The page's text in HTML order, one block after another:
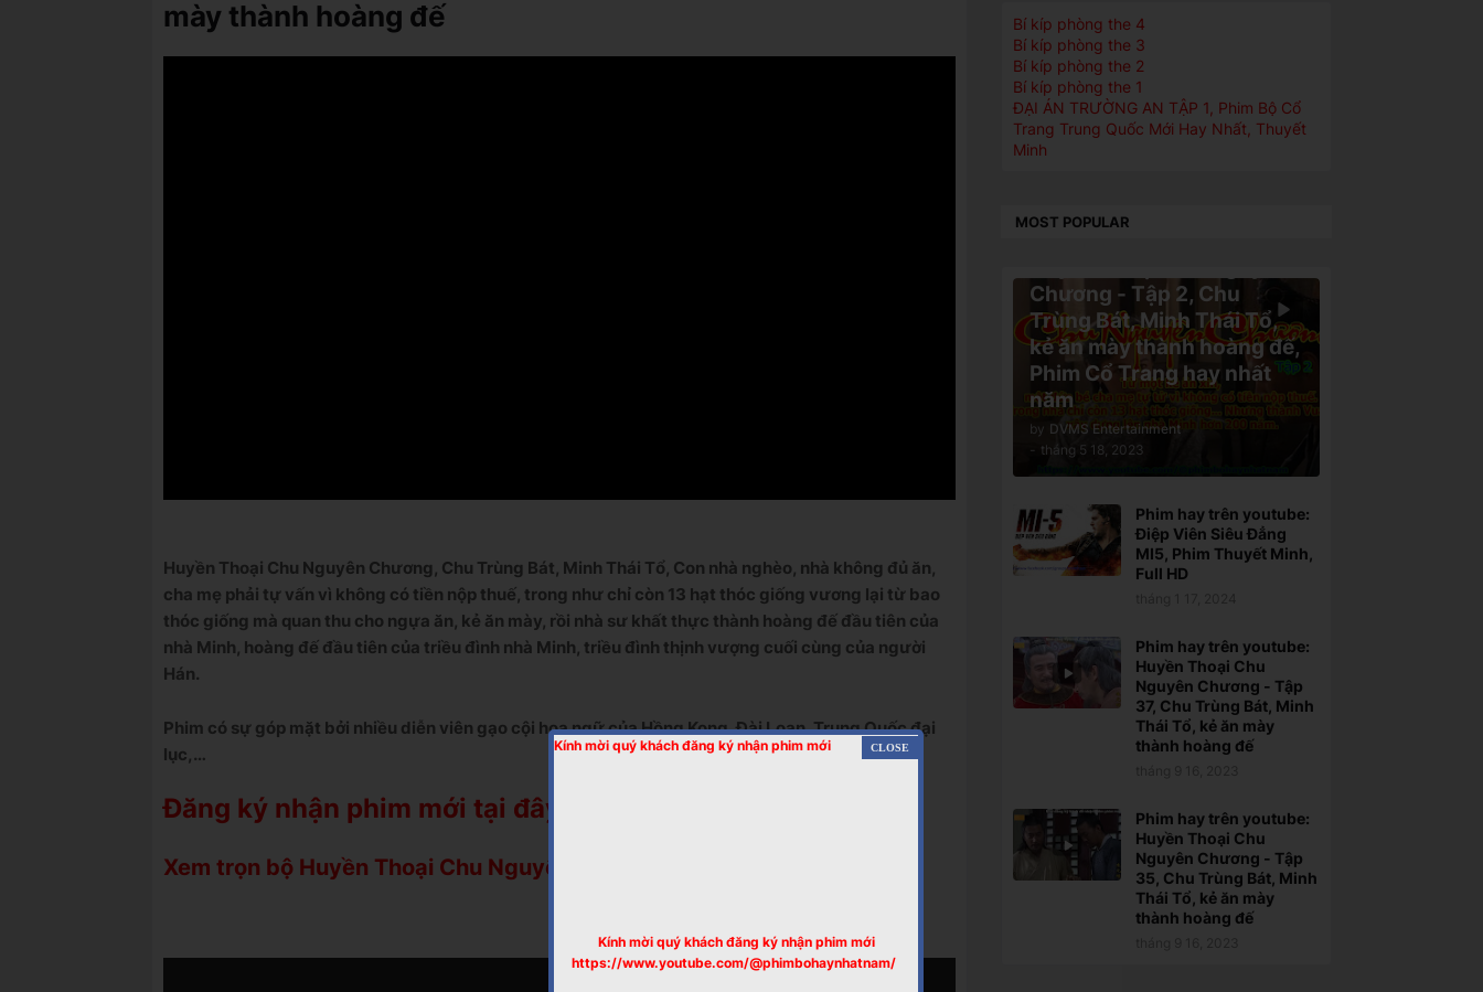
Kính mời quý khách đăng ký nhận phim mới
Kính mời quý khách đăng ký nhận phim mới
https://www.youtube.com/@phimbohaynhatnam/
mày thành hoàng đế
Huyền Thoại Chu Nguyên Chương, Chu Trùng Bát, Minh Thái Tổ, Con nhà nghèo, nhà không đủ ăn,
cha mẹ phải tự vấn vì không có tiền nộp thuế, trong như chỉ còn 13 hạt thóc giống vương lại từ bao
thóc giống mà quan thu cho ngựa ăn, kẻ ăn mày, rồi nhà sư khất thực thành hoàng đế đầu tiên của
nhà Minh, hoàng đế đầu tiên của triều đình nhà Minh, triều đình thịnh vượng cuối cùng của người
Hán.
Phim có sự góp mặt bởi nhiều diễn viên gạo cội hoa ngữ của Hồng Kong, Đài Loan, Trung Quốc đại
lục,…
Đăng ký nhận phim mới tại đây >>
Xem trọn bộ Huyền Thoại Chu Nguyên Chương
Bí kíp phòng the 4
Bí kíp phòng the 3
Bí kíp phòng the 2
Bí kíp phòng the 1
ĐẠI ÁN TRƯỜNG AN TẬP 1, Phim Bộ Cổ
Trang Trung Quốc Mới Hay Nhất, Thuyết
Minh
MOST POPULAR
Chương - Tập 2, Chu
Trùng Bát, Minh Thái Tổ,
kẻ ăn mày thành hoàng đế,
Phim Cổ Trang hay nhất
năm
by DVMS Entertainment
- tháng 5 18, 2023
Phim hay trên youtube:
Điệp Viên Siêu Đẳng
MI5, Phim Thuyết Minh,
Full HD
Phim hay trên youtube:
Huyền Thoại Chu
Nguyên Chương - Tập
37, Chu Trùng Bát, Minh
Thái Tổ, kẻ ăn mày
thành hoàng đế
Phim hay trên youtube:
Huyền Thoại Chu
Nguyên Chương - Tập
35, Chu Trùng Bát, Minh
Thái Tổ, kẻ ăn mày
thành hoàng đế